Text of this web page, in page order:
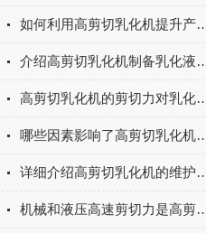
如何利用高剪切乳化机
介绍高剪切乳化机制
高剪切乳化机的剪切力对
哪些因素影响了高剪切
详细介绍高剪切乳化机
机械和液压高速剪切力是高